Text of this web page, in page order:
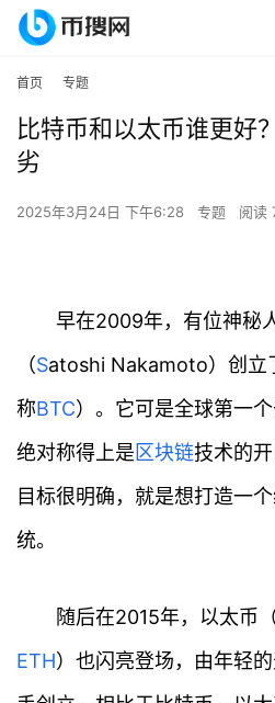
首页 专题
比特币和以太币谁更好
劣
2025年3月24日 下午6:28 专题 阅读
早在2009年，有位神
（Satoshi Nakamoto）创立
称BTC）。它可是全球第一
绝对称得上是区块链技术的
目标很明确，就是想打造一
统。
随后在2015年，以太币
ETH）也闪亮登场，由年轻